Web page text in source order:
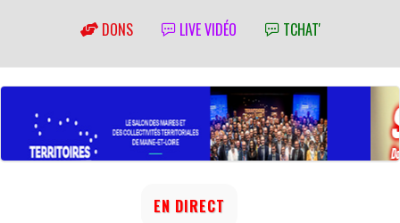
DONS LIVE VIDÉO TCHAT'
EN DIRECT